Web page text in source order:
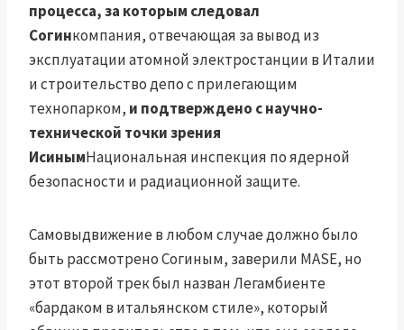
процесса, за которым следовал
Согинкомпания, отвечающая за вывод из
эксплуатации атомной электростанции в Италии
и строительство депо с прилегающим
технопарком, и подтверждено с научно-
технической точки зрения
ИсинымНациональная инспекция по ядерной
безопасности и радиационной защите.
Самовыдвижение в любом случае должно было
быть рассмотрено Согиным, заверили MASE, но
этот второй трек был назван Легамбиенте
«бардаком в итальянском стиле», который